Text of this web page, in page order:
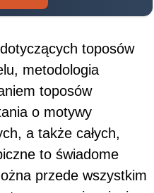
toposów
metodologia
toposów
o motywy
a także całych,
to świadome
przede wszystkim